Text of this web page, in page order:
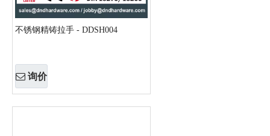
不锈钢精铸拉手 - DDSH004
询价